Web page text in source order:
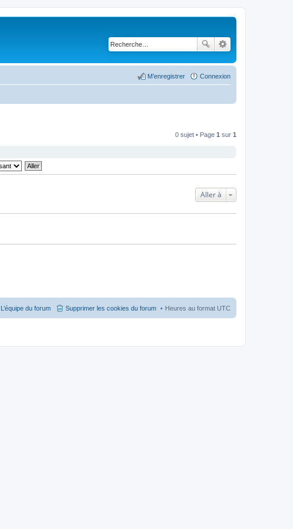
Connexion
M’enregistrer
0 sujet • Page 1 sur 1
Aller à
Heures au format UTC
Supprimer les cookies du forum
L’équipe du forum